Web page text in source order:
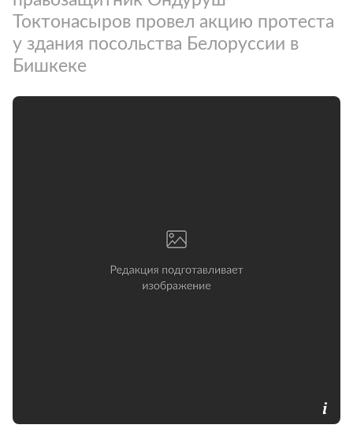
Токтонасыров провел акцию протеста
у здания посольства Белоруссии в
Бишкеке